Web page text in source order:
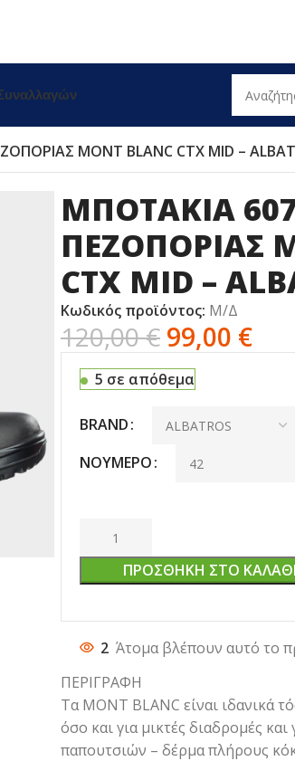
MONT BLANC CTX MID –
ΜΠΟΤΑΚΙΑ
ΠΕΖΟΠΟΡΙΑΣ
CTX MID –
Κωδικός προϊόντος: Μ/Δ
120,00€ 99,00 €
5 σε απόθεμα
BRAND
ΝΟΎΜΕΡΟ
ΠΡΟΣΘΉΚΗ ΣΤΟ ΚΑΛΆΘΙ
2 Άτομα βλέπουν αυτό το
ΠΕΡΙΓΡΑΦΗ
Τα MONT BLANC είναι ιδανικά
όσο και για μικτές διαδρομές
παπουτσιών – δέρμα πλήρους